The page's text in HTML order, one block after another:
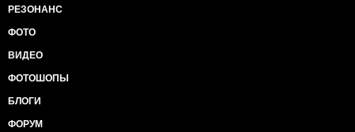
РЕЗОНАНС
ФОТО
ВИДЕО
ФОТОШОПЫ
БЛОГИ
ФОРУМ